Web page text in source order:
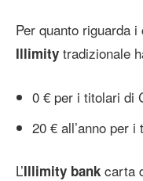
Per quanto riguarda
Illimity tradizionale
0 € per i titolari di
20 € all’anno per
L’Illimity bank carta